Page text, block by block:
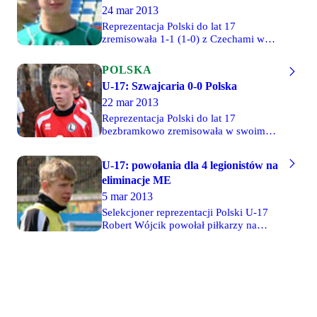
Najemski i Grzegorz Tomasiewicz, a 68
minut na boisku przebywał Robert
Bartczak.
24 mar 2013
Reprezentacja Polski do lat 17
zremisowała 1-1 (1-0) z Czechami w
eliminacji mistrzostw Europy. 80 minut
rozegrali Arkadiusz Najemski i Robert
Bartczak, a 68 minut na boisku spędził
Grzegorz Tomasiewicz, który został
ukarany żółtą kartką.
POLSKA
U-17: Szwajcaria 0-0 Polska
22 mar 2013
Reprezentacja Polski do lat 17
bezbramkowo zremisowała w swoim
Szwajcarią. 40 minut zagrał Arkadiusz
Najemski, 60 minut Grzegorz
Tomasiewicz, a pełny mecz rozegrał
Robert Bartczak. Dodatkowo Najemski
zobaczył żółtą kartkę.
U-17: powołania dla 4 legionistów na
eliminacje ME
5 mar 2013
Selekcjoner reprezentacji Polski U-17
Robert Wójcik powołał piłkarzy na